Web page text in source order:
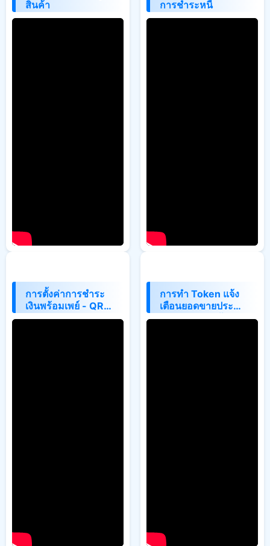
สินค้า
การชำระหนี้
การตั้งค่าการชำระ
เงินพร้อมเพย์ - QR
code PromptPay
การทำ Token แจ้ง
เตือนยอดขายประจำ
วันจาก POS เข้า